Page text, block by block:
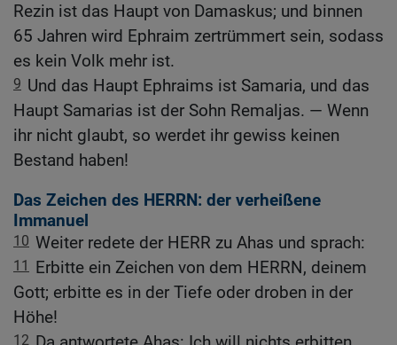
Rezin ist das Haupt von Damaskus; und binnen
65 Jahren wird Ephraim zertrümmert sein, sodass
es kein Volk mehr ist.
9 Und das Haupt Ephraims ist Samaria, und das
Haupt Samarias ist der Sohn Remaljas. — Wenn
ihr nicht glaubt, so werdet ihr gewiss keinen
Bestand haben!
Das Zeichen des HERRN: der verheißene
Immanuel
10 Weiter redete der HERR zu Ahas und sprach:
11
Erbitte ein Zeichen von dem HERRN, deinem
Gott; erbitte es in der Tiefe oder droben in der
Höhe!
12